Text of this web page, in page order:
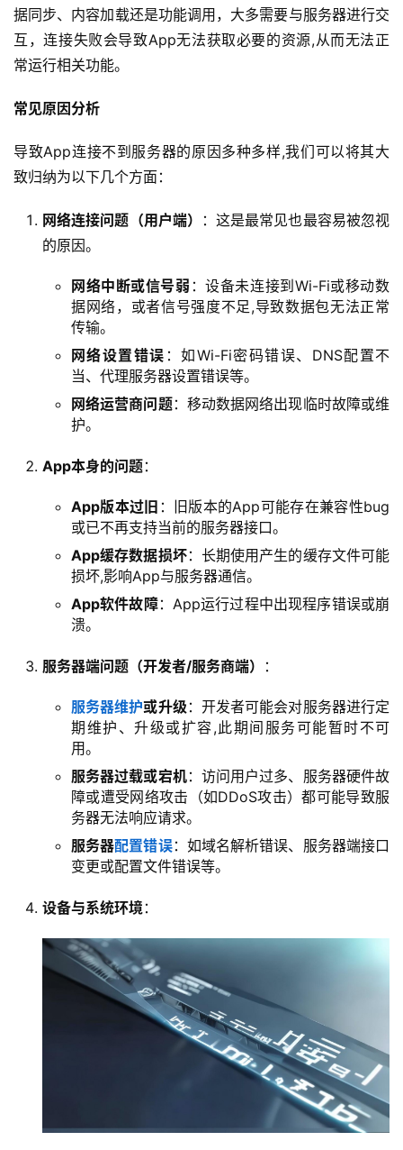
据同步、内容加载还是功能调用，大多需要与服务器进行交
互，连接失败会导致App无法获取必要的资源,从而无法正
常运行相关功能。
常见原因分析
导致App连接不到服务器的原因多种多样,我们可以将其大
致归纳为以下几个方面：
网络连接问题（用户端）
：这是最常见也最容易被忽视
的原因。
网络中断或信号弱 ：设备未连接到Wi-Fi或移动数
据网络，或者信号强度不足,导致数据包无法正常
传输。
网络设置错误 ：如Wi-Fi密码错误、DNS配置不
当、代理服务器设置错误等。
网络运营商问题：移动数据网络出现临时故障或维
护。
App本身的问题：
App版本过旧 ：旧版本的App可能存在兼容性bug
或已不再支持当前的服务器接口。
App缓存数据损坏：长期使用产生的缓存文件可能
损坏,影响App与服务器通信。
App软件故障：App运行过程中出现程序错误或崩
溃。
服务器端问题（开发者/服务商端） ：
服务器维护或升级 ：开发者可能会对服务器进行定
期维护、升级或扩容,此期间服务可能暂时不可
用。
服务器过载或宕机：访问用户过多、服务器硬件故
障或遭受网络攻击（如DDoS攻击）都可能导致服
务器无法响应请求。
服务器配置错误：如域名解析错误、服务器端接口
变更或配置文件错误等。
设备与系统环境：